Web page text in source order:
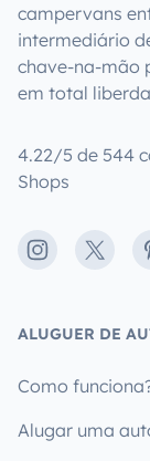
campervans
intermediário
chave-na-mão
em total
4.22/5 de 544
Shops
Instagram
X
ALUGUER DE
Como
Alugar uma